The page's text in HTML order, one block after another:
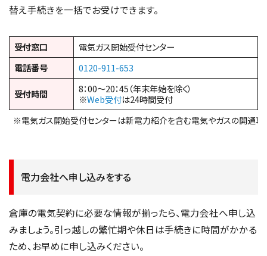
替え手続きを一括でお受けできます。
受付窓口
電気ガス開始受付センター
電話番号
0120-911-653
受付時間
8：00～20：45（年末年始を除く）
※Web受付は24時間受付
※電気ガス開始受付センターは新電力紹介を含む電気やガスの開通専
電力会社へ申し込みをする
倉庫の電気契約に必要な情報が揃ったら、電力会社へ申し込
みましょう。引っ越しの繁忙期や休日は手続きに時間がかかる
ため、お早めに申し込みください。